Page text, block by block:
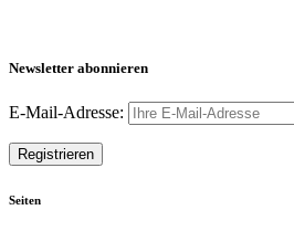
Newsletter abonnieren
E-Mail-Adresse:
Seiten